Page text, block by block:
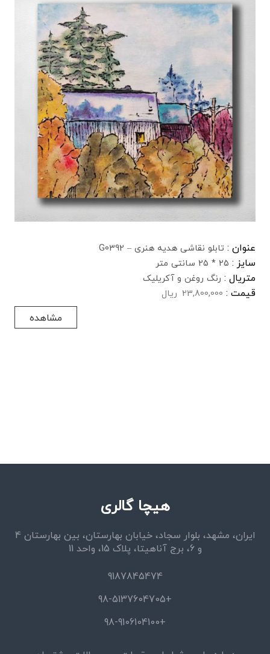
عنوان : تابلو نقاشی هدیه هنری – G0392
سایز : 25 * 25 سانتی متر
متریال : رنگ روغن و آکریلیک
قیمت : 23,800,000 ریال
مشاهده
هیچا گالری
ایران، مشهد، بلوار سجاد، خیابان بهارستان، بین بهارستان 4
و 6، برج آناهیتا، پلاک 15، واحد 11
9187845474
+98-5137604705
+98-9106104100